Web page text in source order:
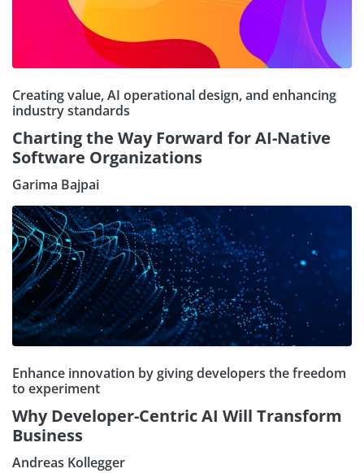
Creating value, AI operational design, and enhancing
industry standards
Charting the Way Forward for AI-Native
Software Organizations
Garima Bajpai
Enhance innovation by giving developers the freedom
to experiment
Why Developer-Centric AI Will Transform
Business
Andreas Kollegger